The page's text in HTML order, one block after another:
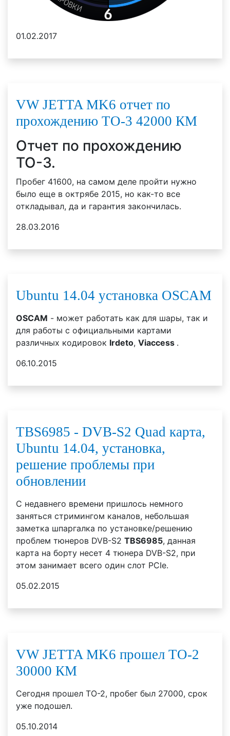
01.02.2017
VW JETTA MK6 отчет по
прохождению ТО-3 42000 КМ
Отчет по прохождению
ТО-3.
Пробег 41600, на самом деле пройти нужно
было еще в октрябе 2015, но как-то все
откладывал, да и гарантия закончилась.
28.03.2016
Ubuntu 14.04 установка OSCAM
OSCAM - может работать как для шары, так и
для работы с официальными картами
различных кодировок Irdeto, Viaccess .
06.10.2015
TBS6985 - DVB-S2 Quad карта,
Ubuntu 14.04, установка,
решение проблемы при
обновлении
С недавнего времени пришлось немного
заняться стримингом каналов, небольшая
заметка шпаргалка по установке/решению
проблем тюнеров DVB-S2 TBS6985, данная
карта на борту несет 4 тюнера DVB-S2, при
этом занимает всего один слот PCIe.
05.02.2015
VW JETTA MK6 прошел ТО-2
30000 КМ
Сегодня прошел ТО-2, пробег был 27000, срок
уже подошел.
05.10.2014